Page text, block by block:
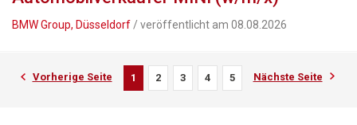
BMW Group, Düsseldorf / veröffentlicht am 08.08.2026
Vorherige Seite 1 2 3 4 5 Nächste Seite